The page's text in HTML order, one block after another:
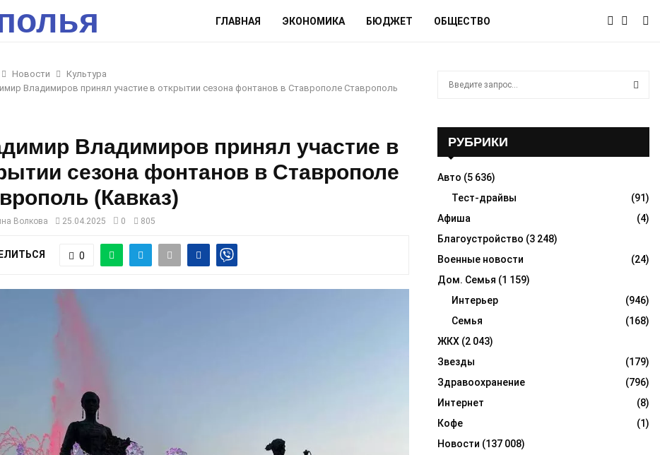
ГЛАВНАЯ ЭКОНОМИКА БЮДЖЕТ ОБЩЕСТВО
Новости
Культура
Владимиров принял участие в открытии сезона фонтанов в Ставрополе Ставрополь
Владимиров принял участие в
сезона фонтанов в Ставрополе
(Кавказ)
Волкова 25.04.2025 0 805
0
o
R
C
H
РУБРИКИ
Авто (5 636)
Тест-драйвы
(91)
Афиша
(4)
Благоустройство (3 248)
Военные новости
(24)
Дом. Семья (1 159)
Интерьер
(946)
Семья
(168)
ЖКХ (2 043)
Звезды
(179)
Здравоохранение
(796)
Интернет
(8)
Кофе
(1)
Новости (137 008)